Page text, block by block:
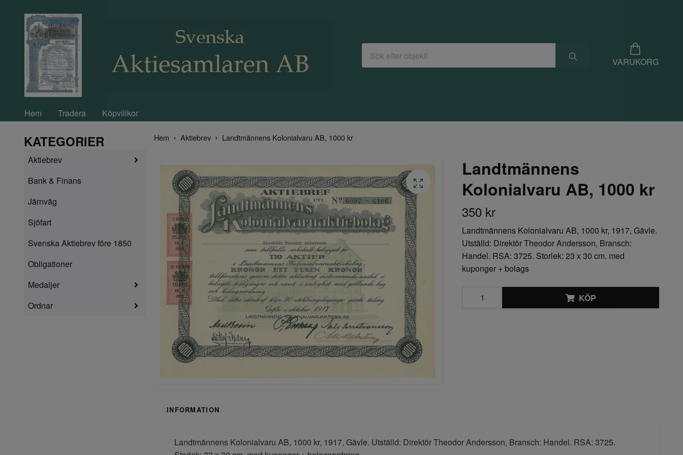
VARUKORG
Hem Tradera Köpvillkor
KATEGORIER
Aktiebrev
Bank & Finans
Järnväg
Sjöfart
Svenska Aktiebrev före 1850
Obligationer
Medaljer
Ordnar
Hem Aktiebrev Landtmännens Kolonialvaru AB, 1000 kr
Landtmännens
Kolonialvaru AB, 1000 kr
350 kr
Landtmännens Kolonialvaru AB, 1000 kr, 1917, Gävle.
Utställd: Direktör Theodor Andersson, Bransch:
Handel. RSA: 3725. Storlek: 23 x 30 cm. med
kuponger + bolags
KÖP
INFORMATION
Landtmännens Kolonialvaru AB, 1000 kr, 1917, Gävle. Utställd: Direktör Theodor Andersson, Bransch: Handel. RSA: 3725.